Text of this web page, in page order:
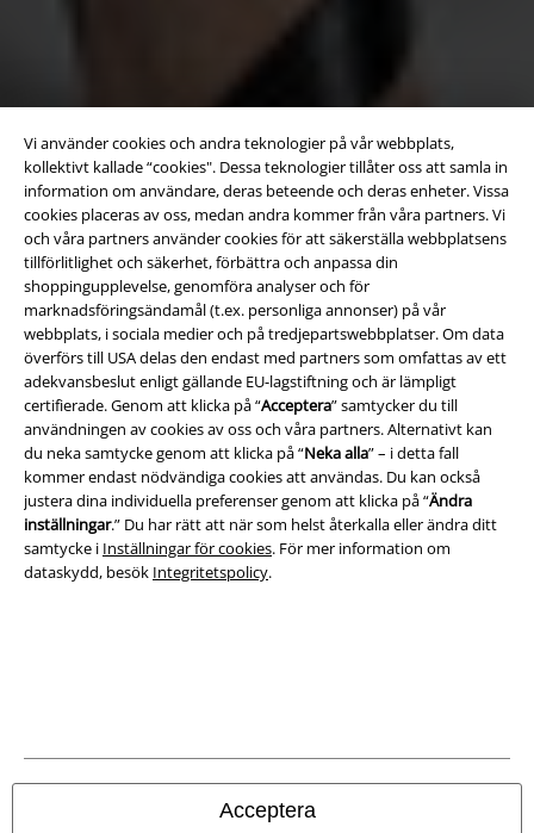
Vi använder cookies och andra teknologier på vår webbplats,
kollektivt kallade “cookies". Dessa teknologier tillåter oss att samla in
information om användare, deras beteende och deras enheter. Vissa
cookies placeras av oss, medan andra kommer från våra partners. Vi
och våra partners använder cookies för att säkerställa webbplatsens
tillförlitlighet och säkerhet, förbättra och anpassa din
shoppingupplevelse, genomföra analyser och för
marknadsföringsändamål (t.ex. personliga annonser) på vår
webbplats, i sociala medier och på tredjepartswebbplatser. Om data
överförs till USA delas den endast med partners som omfattas av ett
adekvansbeslut enligt gällande EU-lagstiftning och är lämpligt
certifierade. Genom att klicka på “Acceptera” samtycker du till
användningen av cookies av oss och våra partners. Alternativt kan
du neka samtycke genom att klicka på “Neka alla” – i detta fall
kommer endast nödvändiga cookies att användas. Du kan också
justera dina individuella preferenser genom att klicka på “Ändra
inställningar.” Du har rätt att när som helst återkalla eller ändra ditt
samtycke i Inställningar för cookies. För mer information om
dataskydd, besök Integritetspolicy.
Acceptera